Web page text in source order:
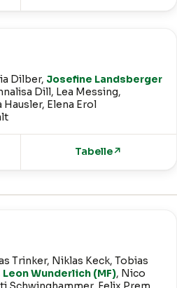
Dilber, Josefine Landsberger
Dill, Lea Messing,
Elena Erol
Tabelle↗
Trinker, Niklas Keck, Tobias
Leon Wunderlich (MF), Nico